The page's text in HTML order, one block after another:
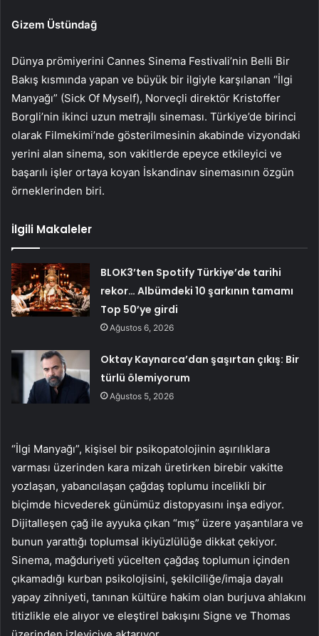
Gizem Üstündağ
Dünya prömiyerini Cannes Sinema Festivali’nin Belli Bir
Bakış kısmında yapan ve büyük bir ilgiyle karşılanan “İlgi
Manyağı” (Sick Of Myself), Norveçli direktör Kristoffer
Borgli’nin ikinci uzun metrajlı sineması. Türkiye’de birinci
olarak Filmekimi’nde gösterilmesinin akabinde vizyondaki
yerini alan sinema, son vakitlerde epeyce etkileyici ve
başarılı işler ortaya koyan İskandinav sinemasının özgün
örneklerinden biri.
İlgili Makaleler
BLOK3’ten Spotify Türkiye’de tarihi
rekor… Albümdeki 10 şarkının tamamı
Top 50’ye girdi
Ağustos 6, 2026
Oktay Kaynarca’dan şaşırtan çıkış: Bir
türlü ölemiyorum
Ağustos 5, 2026
“İlgi Manyağı”, kişisel bir psikopatolojinin aşırılıklara
varması üzerinden kara mizah üretirken birebir vakitte
yozlaşan, yabancılaşan çağdaş toplumu incelikli bir
biçimde hicvederek günümüz distopyasını inşa ediyor.
Dijitalleşen çağ ile ayyuka çıkan “mış” üzere yaşantılara ve
bunun yarattığı toplumsal ikiyüzlülüğe dikkat çekiyor.
Sinema, mağduriyeti yücelten çağdaş toplumun içinden
çıkamadığı kurban psikolojisini, şekilciliğe/imaja dayalı
yapay zihniyeti, tanınan kültüre hakim olan burjuva ahlakını
titizlikle ele alıyor ve eleştirel bakışını Signe ve Thomas